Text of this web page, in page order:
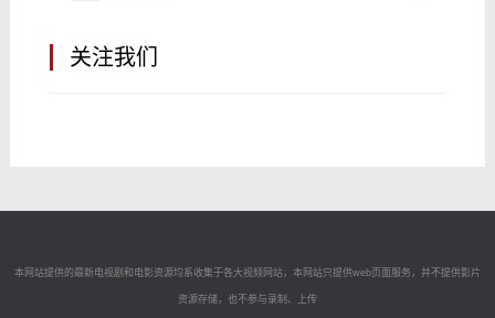
关注我们
本网站提供的最新电视剧和电影资源均系收集于各大视频网站，本网站只提供web页面服务，并不提供影片
资源存储，也不参与录制、上传